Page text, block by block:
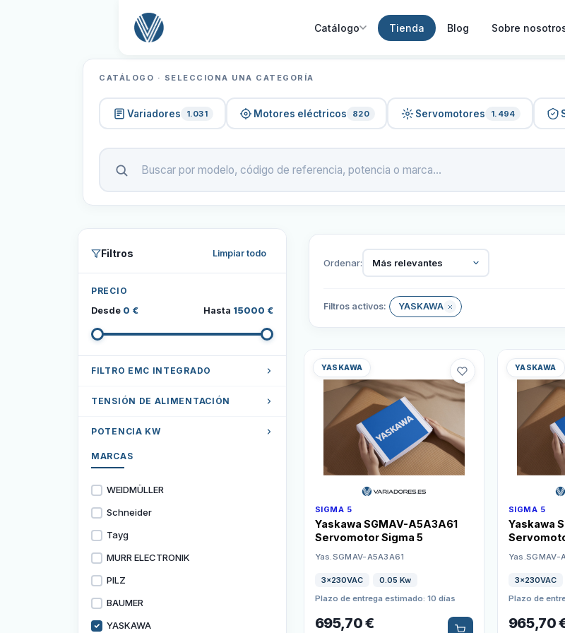
Catálogo Tienda Blog Sobre
CATÁLOGO · SELECCIONA UNA CATEGORÍA
Variadores 1.031 Motores eléctricos 820 Servomotores 1.494
Filtros Limpiar todo
PRECIO
Desde 0 € Hasta 15000 €
FILTRO EMC INTEGRADO
Con filtro
TENSIÓN DE ALIMENTACIÓN
Monofásico 230VAC
1/3x230VAC
Trifásico 200-240VAC
Trifásico 380-480VAC
POTENCIA KW
0.01 Kw
MARCAS
WEIDMÜLLER
Schneider
Tayg
MURR ELECTRONIK
PILZ
BAUMER
YASKAWA
Ordenar: Más relevantes
Filtros activos: YASKAWA
YASKAWA
SIGMA 5
Yaskawa SGMAV-A5A3A61
Servomotor Sigma 5
Yas.SGMAV-A5A3A61
3x230VAC
0.05 Kw
Plazo de entrega estimado: 10 días
695,70€
YASKAWA
SIGMA 5
Yaskawa
Yas.SGMAV-
3x230VAC
Plazo de
965,70